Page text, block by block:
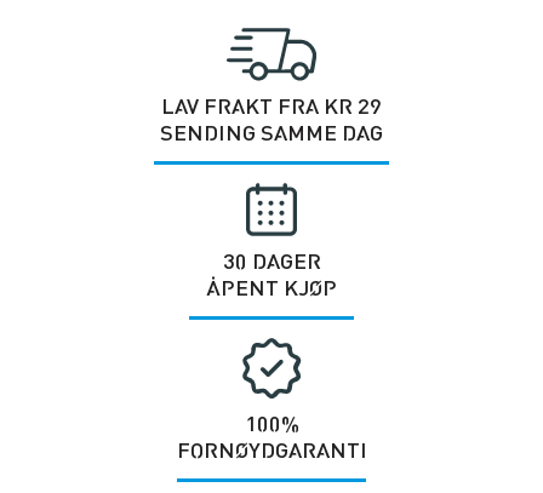
LAV FRAKT FRA KR 29
SENDING SAMME DAG
30 DAGER
ÅPENT KJØP
100%
FORNØYDGARANTI